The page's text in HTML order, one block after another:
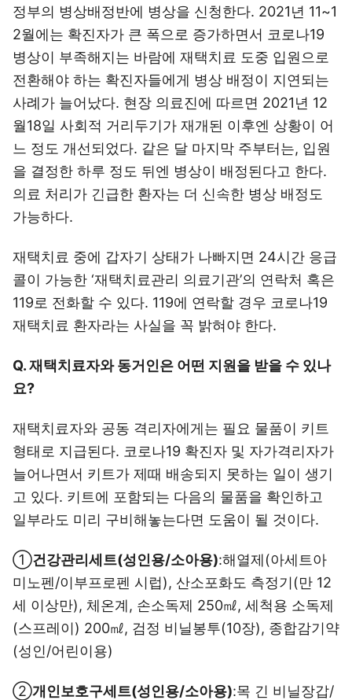
정부의 병상배정반에 병상을 신청한다. 2021년 11~1
2월에는 확진자가 큰 폭으로 증가하면서 코로나19
병상이 부족해지는 바람에 재택치료 도중 입원으로
전환해야 하는 확진자들에게 병상 배정이 지연되는
사례가 늘어났다. 현장 의료진에 따르면 2021년 12
월18일 사회적 거리두기가 재개된 이후엔 상황이 어
느 정도 개선되었다. 같은 달 마지막 주부터는, 입원
을 결정한 하루 정도 뒤엔 병상이 배정된다고 한다.
의료 처리가 긴급한 환자는 더 신속한 병상 배정도
가능하다.
재택치료 중에 갑자기 상태가 나빠지면 24시간 응급
콜이 가능한 ‘재택치료관리 의료기관’의 연락처 혹은
119로 전화할 수 있다. 119에 연락할 경우 코로나19
재택치료 환자라는 사실을 꼭 밝혀야 한다.
Q. 재택치료자와 동거인은 어떤 지원을 받을 수 있나
요?
재택치료자와 공동 격리자에게는 필요 물품이 키트
형태로 지급된다. 코로나19 확진자 및 자가격리자가
늘어나면서 키트가 제때 배송되지 못하는 일이 생기
고 있다. 키트에 포함되는 다음의 물품을 확인하고
일부라도 미리 구비해놓는다면 도움이 될 것이다.
①건강관리세트(성인용/소아용):해열제(아세트아
미노펜/이부프로펜 시럽), 산소포화도 측정기(만 12
세 이상만), 체온계, 손소독제 250㎖, 세척용 소독제
(스프레이) 200㎖, 검정 비닐봉투(10장), 종합감기약
(성인/어린이용)
②개인보호구세트(성인용/소아용):목 긴 비닐장갑/